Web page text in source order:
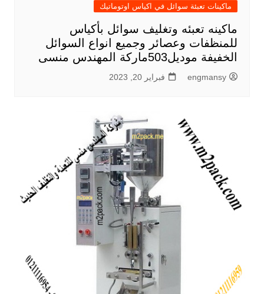
ماكينات تعبئة سوائل في اكياس اوتوماتيك
ماكينه تعبئه وتغليف سوائل بأكياس
للمنظفات وعصائر وجميع انواع السوائل
الخفيفة موديل503ماركة المهندس منسى
engmansy فبراير 20, 2023